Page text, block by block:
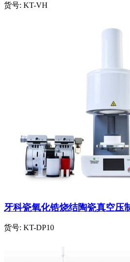
货号: KT-VH
牙科瓷氧化锆烧结陶瓷真空压
货号: KT-DP10